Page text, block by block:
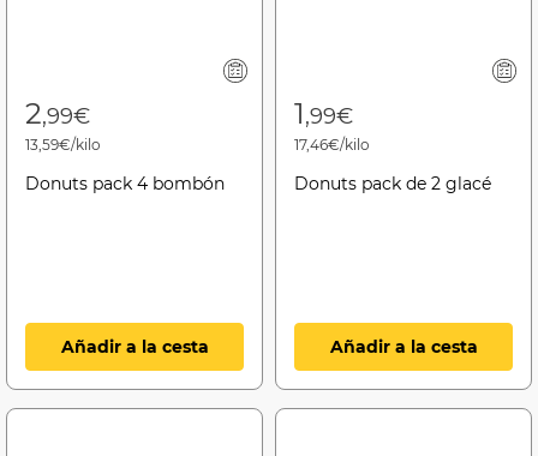
2,99€
13,59€/kilo
Donuts pack 4 bombón
Añadir a la cesta
1,99€
17,46€/kilo
Donuts pack de 2 glacé
Añadir a la cesta